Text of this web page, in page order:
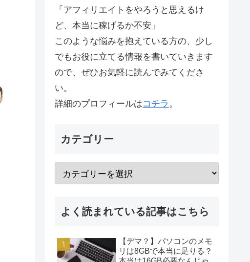
「アフィリエイトをやろうと思えるけ
ど、本当に稼げるか不安」
このような悩みを抱えている方の、少し
でもお役に立てる情報を書いていきます
ので、ぜひお気軽に読んでみてくださ
い。
詳細のプロフィールはコチラ 。
カテゴリー
よく読まれている記事はこちら
【デマ？】パソコンのメモ
リは8GBで本当に足りる？